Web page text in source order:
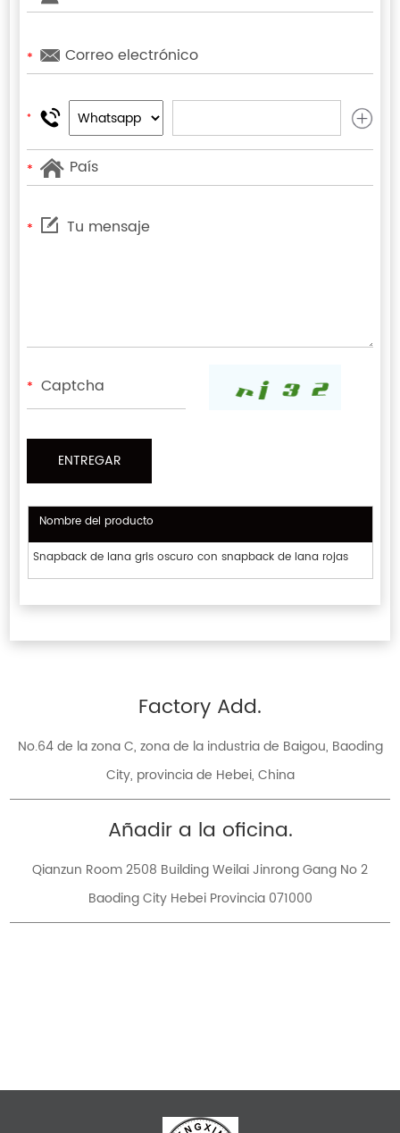
*
*
*
*
*
Nombre del producto
Snapback de lana gris oscuro con snapback de lana rojas
Factory Add.
No.64 de la zona C, zona de la industria de Baigou, Baoding
City, provincia de Hebei, China
Añadir a la oficina.
Qianzun Room 2508 Building Weilai Jinrong Gang No 2
Baoding City Hebei Provincia 071000